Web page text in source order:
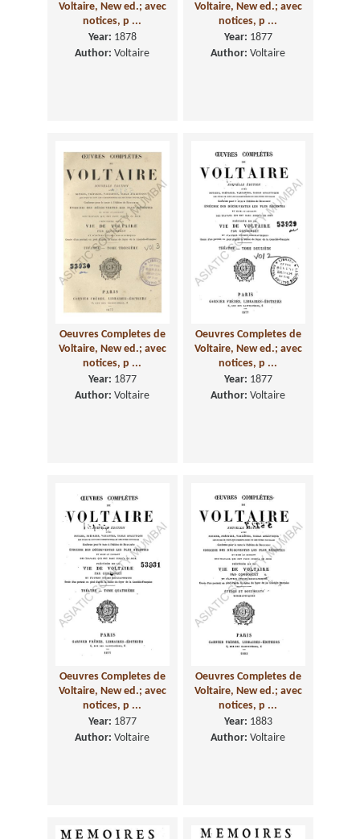
Voltaire, New ed.; avec
notices, p ...
Year: 1878
Author: Voltaire
Voltaire, New ed.; avec
notices, p ...
Year: 1877
Author: Voltaire
Oeuvres Completes de
Voltaire, New ed.; avec
notices, p ...
Year: 1877
Author: Voltaire
Oeuvres Completes de
Voltaire, New ed.; avec
notices, p ...
Year: 1877
Author: Voltaire
Oeuvres Completes de
Voltaire, New ed.; avec
notices, p ...
Year: 1877
Author: Voltaire
Oeuvres Completes de
Voltaire, New ed.; avec
notices, p ...
Year: 1883
Author: Voltaire